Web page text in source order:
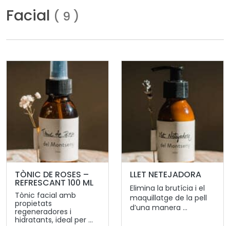
Facial ( 9 )
TÒNIC DE ROSES –
REFRESCANT 100 ML
Tònic facial amb
propietats
regeneradores i
hidratants, ideal per ...
LLET NETEJADORA
Elimina la brutícia i el
maquillatge de la pell
d’una manera ...